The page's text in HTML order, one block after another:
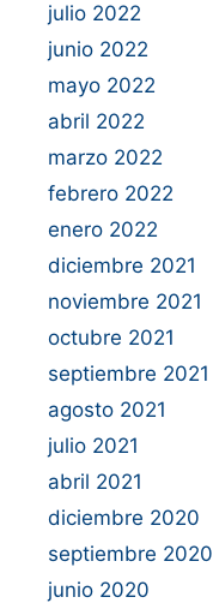
julio 2022
junio 2022
mayo 2022
abril 2022
marzo 2022
febrero 2022
enero 2022
diciembre 2021
noviembre 2021
octubre 2021
septiembre 2021
agosto 2021
julio 2021
abril 2021
diciembre 2020
septiembre 2020
junio 2020